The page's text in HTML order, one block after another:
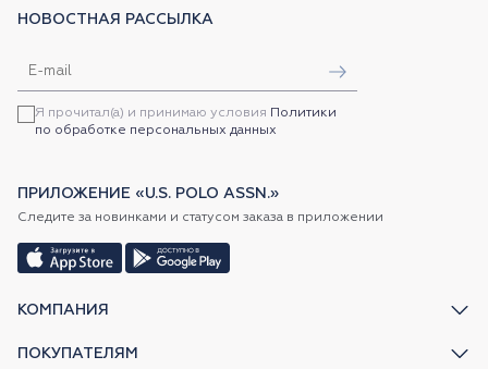
КОМПАНИЯ
ПОКУПАТЕЛЯМ
НОВОСТНАЯ РАССЫЛКА
Я прочитал(а) и принимаю условия Политики
по обработке персональных данных
ПРИЛОЖЕНИЕ «U.S. POLO ASSN.»
Следите за новинками и статусом заказа в приложении